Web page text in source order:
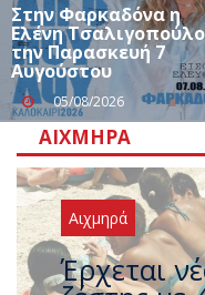
Στην Φαρκαδόνα η
Ελένη
την Παρασκευή 7
Αυγούστου
05/08/2026
ΑΙΧΜΗΡΆ
Αιχμηρά
Άφαντος